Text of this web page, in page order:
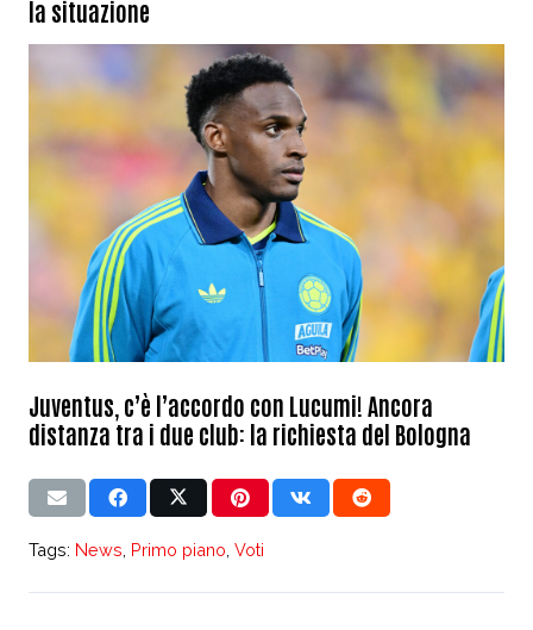
la situazione
Juventus, c’è l’accordo con Lucumi! Ancora
distanza tra i due club: la richiesta del Bologna
Tags: News Primo piano Voti